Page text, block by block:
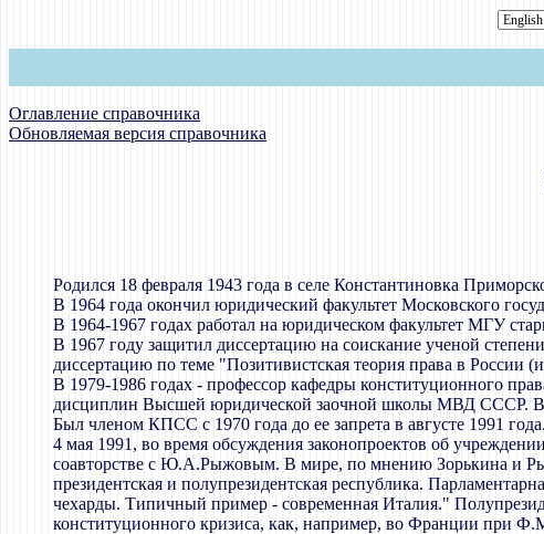
Оглавление справочника
Обновляемая версия справочника
Родился 18 февраля 1943 года в селе Константиновка
В 1964 года окончил юридический факультет Московского
В 1964-1967 годах работал на юридическом факультет МГУ
В 1967 году защитил диссертацию на соискание ученой
диссертацию по теме "Позитивистская теория права в России
В 1979-1986 годах - профессор кафедры конституционного
дисциплин Высшей юридической заочной школы МВД СССР. В
Был членом КПСС с 1970 года до ее запрета в августе 1991 года.
4 мая 1991, во время обсуждения законопроектов об
соавторстве с Ю.А.Рыжовым. В мире, по мнению Зорькина и
президентская и полупрезидентская республика.
чехарды. Типичный пример - современная Италия."
конституционного кризиса, как, например, во Франции при